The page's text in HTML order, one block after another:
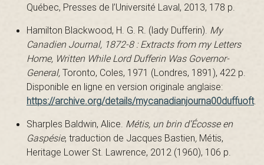
Québec, Presses de l’Université Laval, 2013, 178 p.
Hamilton Blackwood, H. G. R. (lady Dufferin). My
Canadien Journal, 1872-8 : Extracts from my Letters
Home, Written While Lord Dufferin Was Governor-
General, Toronto, Coles, 1971 (Londres, 1891), 422 p.
Disponible en ligne en version originale anglaise:
https://archive.org/details/mycanadianjourna00duffuoft.
Sharples Baldwin, Alice. Métis, un brin d’Écosse en
Gaspésie, traduction de Jacques Bastien, Métis,
Heritage Lower St. Lawrence, 2012 (1960), 106 p.